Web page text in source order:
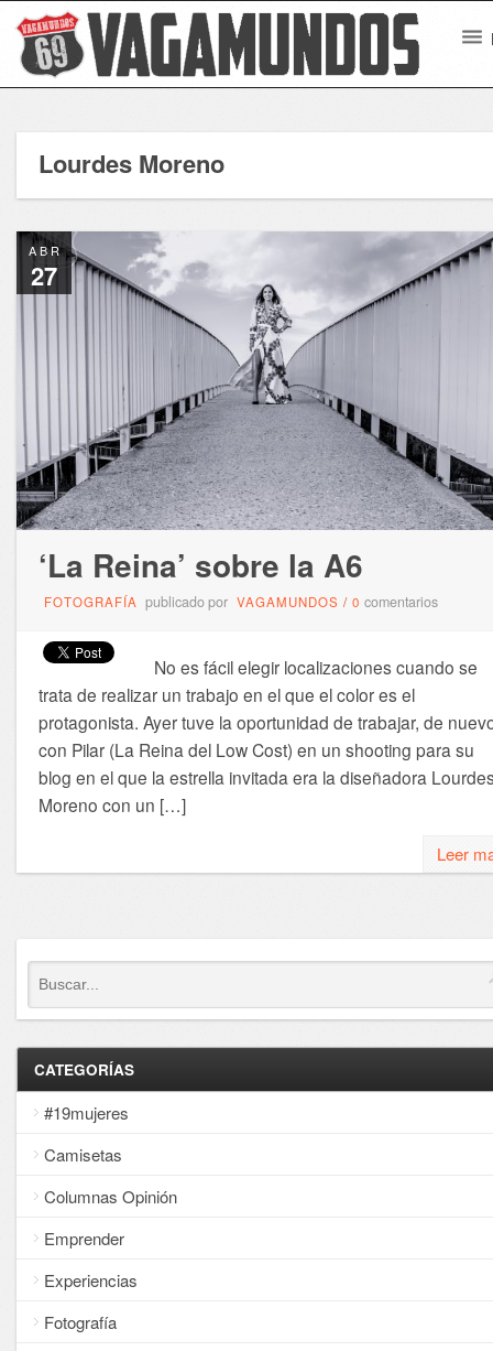
Lourdes Moreno
ABR
27
‘La Reina’ sobre la A6
FOTOGRAFÍA publicado por VAGAMUNDOS / 0 comentarios
No es fácil elegir localizaciones cuando se
trata de realizar un trabajo en el que el color es el
protagonista. Ayer tuve la oportunidad de trabajar, de
con Pilar (La Reina del Low Cost) en un shooting para su
blog en el que la estrella invitada era la diseñadora
Moreno con un […]
Leer
CATEGORÍAS
#19mujeres
Camisetas
Columnas Opinión
Emprender
Experiencias
Fotografía